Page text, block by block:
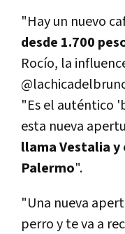
"Hay un nuevo
desde 1.700
Rocío, la
"Es el auténtico
esta nueva
llama Vestalia y
Palermo".
"Una nueva
perro y te va a